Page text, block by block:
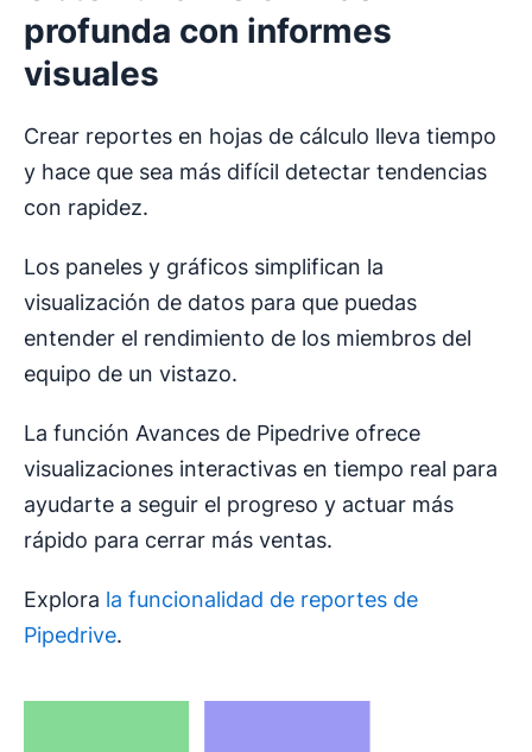
profunda con informes
visuales
Crear reportes en hojas de cálculo lleva tiempo
y hace que sea más difícil detectar tendencias
con rapidez.
Los paneles y gráficos simplifican la
visualización de datos para que puedas
entender el rendimiento de los miembros del
equipo de un vistazo.
La función Avances de Pipedrive ofrece
visualizaciones interactivas en tiempo real para
ayudarte a seguir el progreso y actuar más
rápido para cerrar más ventas.
Explora la funcionalidad de reportes de
Pipedrive.